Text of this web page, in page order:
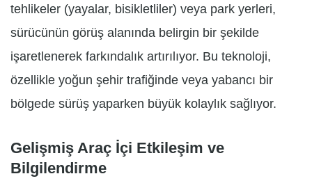
tehlikeler (yayalar, bisikletliler) veya park yerleri,
sürücünün görüş alanında belirgin bir şekilde
işaretlenerek farkındalık artırılıyor. Bu teknoloji,
özellikle yoğun şehir trafiğinde veya yabancı bir
bölgede sürüş yaparken büyük kolaylık sağlıyor.
Gelişmiş Araç İçi Etkileşim ve
Bilgilendirme